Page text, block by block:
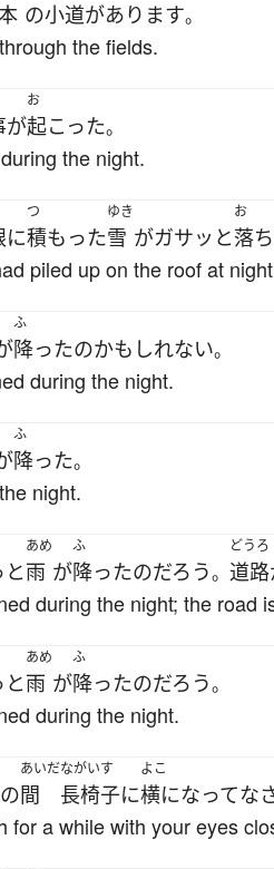
の小道があります。
the fields.
が
お
起こった。
the night.
に
つ
積もった
ゆき
雪 がガサッと
お
落
piled up on the roof at
ふ
降ったのかもしれない。
during the night.
ふ
降った。
night.
と
あめ
雨 が
ふ
降ったのだろう。
どうろ
道路
during the night; the road
と
あめ
雨 が
ふ
降ったのだろう。
during the night.
の
あいだ
間
ながいす
長椅子に
よこ
横になってな
for a while with your eyes